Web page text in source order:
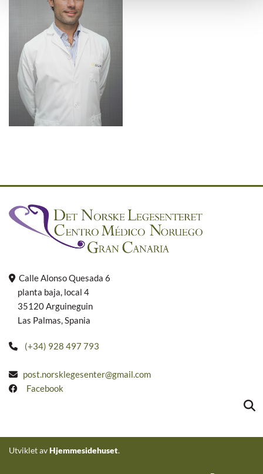
Calle Alonso Quesada 6
planta baja, local 4
35120 Arguineguin
Las Palmas, Spania
 (+34) 928 497 793
 post.norsklegesenter@gmail.com
 Facebook
Utviklet avHjemmesidehuset.